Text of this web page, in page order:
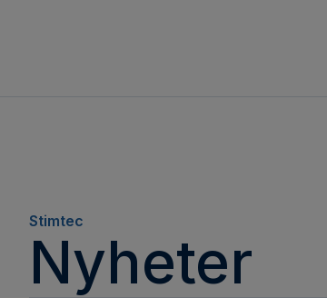
Stimtec
Nyheter